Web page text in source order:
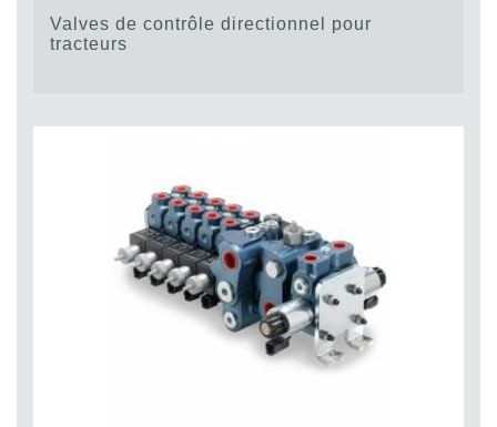
Valves de contrôle directionnel pour
tracteurs